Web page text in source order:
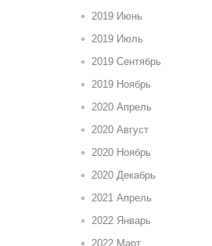
2019 Июнь
2019 Июль
2019 Сентябрь
2019 Ноябрь
2020 Апрель
2020 Август
2020 Ноябрь
2020 Декабрь
2021 Апрель
2022 Январь
2022 Март